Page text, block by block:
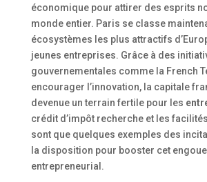
économique pour attirer des esprits
monde entier. Paris se classe
écosystèmes les plus attractifs
jeunes entreprises. Grâce à des
gouvernementales comme la French
encourager l’innovation, la capitale
devenue un terrain fertile pour les
crédit d’impôt recherche et les
sont que quelques exemples des
la disposition pour booster cet
entrepreneurial.